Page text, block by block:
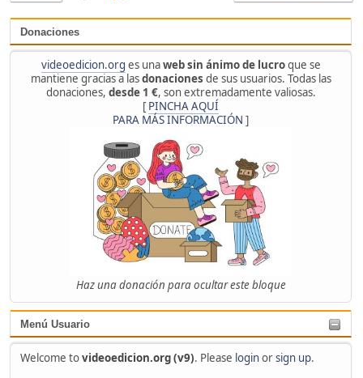
Donaciones
videoedicion.org es unaweb sin ánimo de lucroque se
mantiene gracias a lasdonaciones de sus usuarios. Todas las
donaciones, desde 1 €, son extremadamente valiosas.
[ PINCHA AQUÍ
PARA MÁS INFORMACIÓN ]
Haz una donación para ocultar este bloque
Menú Usuario
Welcome tovideoedicion.org (v9). Please loginorsign up.